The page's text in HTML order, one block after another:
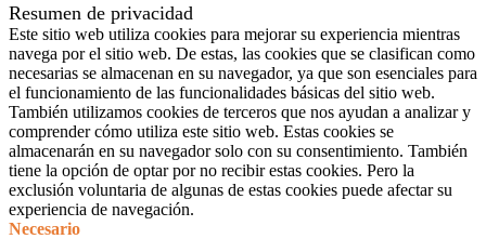
Resumen de privacidad
Este sitio web utiliza cookies para mejorar su experiencia mientras
navega por el sitio web. De estas, las cookies que se clasifican como
necesarias se almacenan en su navegador, ya que son esenciales para
el funcionamiento de las funcionalidades básicas del sitio web.
También utilizamos cookies de terceros que nos ayudan a analizar y
comprender cómo utiliza este sitio web. Estas cookies se
almacenarán en su navegador solo con su consentimiento. También
tiene la opción de optar por no recibir estas cookies. Pero la
exclusión voluntaria de algunas de estas cookies puede afectar su
experiencia de navegación.
Necesario